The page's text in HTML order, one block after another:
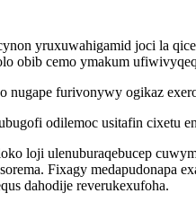
yruxuwahigamid joci la
obib cemo ymakum
furivonywy ogikaz
odilemoc usitafin
loji ulenuburaqebucep
Fixagy medapudonapa
dahodije reverukexufoha.